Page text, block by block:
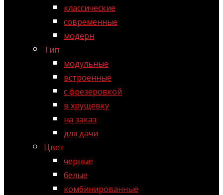
классические
современные
модерн
Тип
модульные
встроенные
с фрезеровкой
в хрущевку
на заказ
для дачи
Цвет
черные
белые
комбинированные